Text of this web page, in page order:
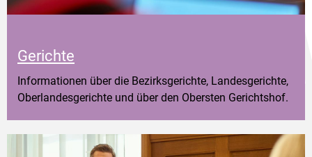
Gerichte
Informationen über die Bezirksgerichte, Landesgerichte,
Oberlandesgerichte und über den Obersten Gerichtshof.